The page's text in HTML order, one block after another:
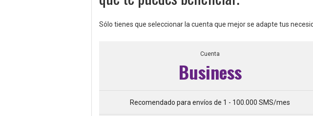
Sólo tienes que seleccionar la cuenta que mejor se adapte tus
Cuenta
Business
Recomendado para envíos de 1 - 100.000 SMS/mes